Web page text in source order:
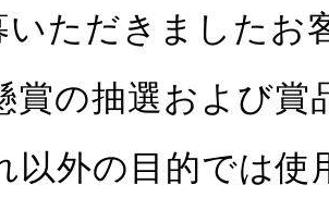
ただきましたお
賞の抽選および賞
以外の目的では